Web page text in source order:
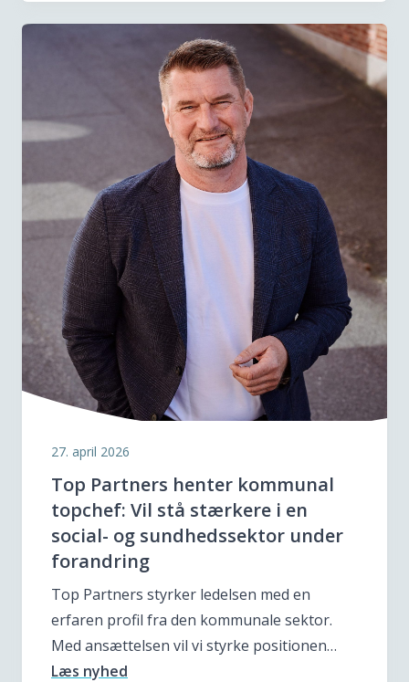
27. april 2026
Top Partners henter kommunal
topchef: Vil stå stærkere i en
social- og sundhedssektor under
forandring
Top Partners styrker ledelsen med en
erfaren profil fra den kommunale sektor.
Med ansættelsen vil vi styrke positionen…
Læs nyhed